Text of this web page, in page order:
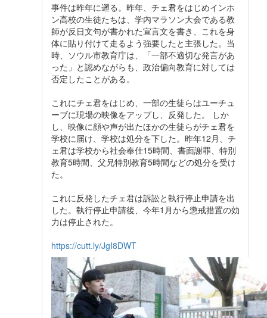
事件は昨年に遡る。昨年、チェ君をはじめインホ
ン高校の生徒たちは、学内マラソン大会である教
師が反日文句が書かれた宣言文を書き、これを身
体に貼り付けて走るよう強要したと主張した。当
時、ソウル市教育庁は、「一部不適切な発言があ
った」と認めながらも、政治偏向教育に対しては
否定したことがある。
これにチェ君をはじめ、一部の生徒らはユーチュ
ーブに現場の映像をアップし、反発した。 しか
し、映像に顔や声が出たほかの生徒らがチェ君を
学校に届け、学校は処分を下した。昨年12月、チ
ェ君は学校から社会奉仕15時間、書面謝罪、特別
教育5時間、父兄特別教育5時間などの処分を受け
た。
これに反発したチェ君は訴訟と執行停止申請を出
した。執行停止申請後、今年1月から懲戒措置の効
力は停止された。
https://cutt.ly/JgI8DWT